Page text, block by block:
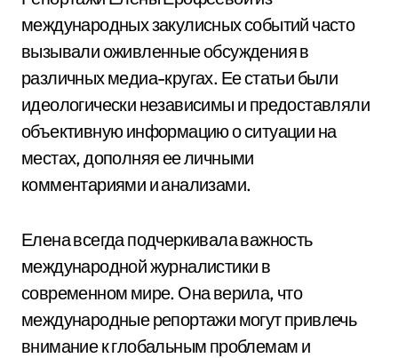
международных закулисных событий часто
вызывали оживленные обсуждения в
различных медиа-кругах. Ее статьи были
идеологически независимы и предоставляли
объективную информацию о ситуации на
местах, дополняя ее личными
комментариями и анализами.
Елена всегда подчеркивала важность
международной журналистики в
современном мире. Она верила, что
международные репортажи могут привлечь
внимание к глобальным проблемам и